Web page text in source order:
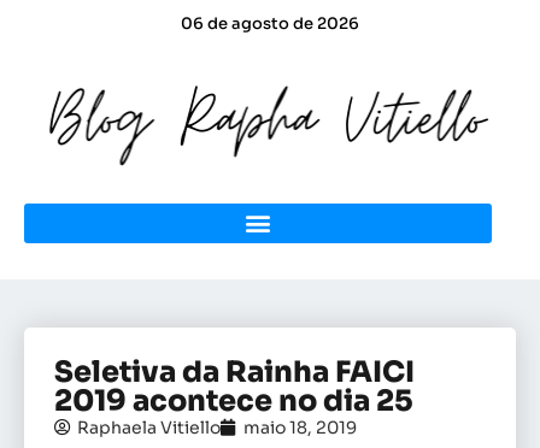
06 de agosto de 2026
Seletiva da Rainha FAICI
2019 acontece no dia 25
Raphaela Vitiello maio 18, 2019